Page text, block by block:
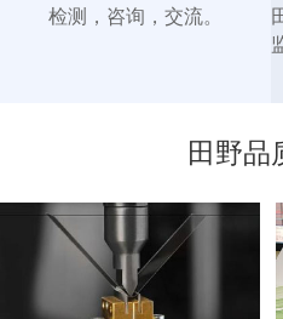
检测，咨询，交流。
田野品